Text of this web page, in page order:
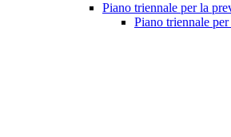
Piano triennale per la
Piano triennale